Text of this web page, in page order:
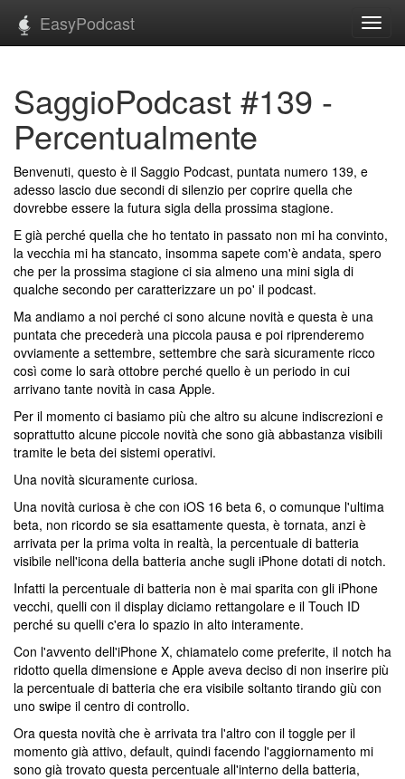
EasyPodcast
SaggioPodcast #139 -
Percentualmente
Benvenuti, questo è il Saggio Podcast, puntata numero 139, e
adesso lascio due secondi di silenzio per coprire quella che
dovrebbe essere la futura sigla della prossima stagione.
E già perché quella che ho tentato in passato non mi ha convinto,
la vecchia mi ha stancato, insomma sapete com'è andata, spero
che per la prossima stagione ci sia almeno una mini sigla di
qualche secondo per caratterizzare un po' il podcast.
Ma andiamo a noi perché ci sono alcune novità e questa è una
puntata che precederà una piccola pausa e poi riprenderemo
ovviamente a settembre, settembre che sarà sicuramente ricco
così come lo sarà ottobre perché quello è un periodo in cui
arrivano tante novità in casa Apple.
Per il momento ci basiamo più che altro su alcune indiscrezioni e
soprattutto alcune piccole novità che sono già abbastanza visibili
tramite le beta dei sistemi operativi.
Una novità sicuramente curiosa.
Una novità curiosa è che con iOS 16 beta 6, o comunque l'ultima
beta, non ricordo se sia esattamente questa, è tornata, anzi è
arrivata per la prima volta in realtà, la percentuale di batteria
visibile nell'icona della batteria anche sugli iPhone dotati di notch.
Infatti la percentuale di batteria non è mai sparita con gli iPhone
vecchi, quelli con il display diciamo rettangolare e il Touch ID
perché su quelli c'era lo spazio in alto interamente.
Con l'avvento dell'iPhone X, chiamatelo come preferite, il notch ha
ridotto quella dimensione e Apple aveva deciso di non inserire più
la percentuale di batteria che era visibile soltanto tirando giù con
uno swipe il centro di controllo.
Ora questa novità che è arrivata tra l'altro con il toggle per il
momento già attivo, default, quindi facendo l'aggiornamento mi
sono già trovato questa percentuale all'interno della batteria,